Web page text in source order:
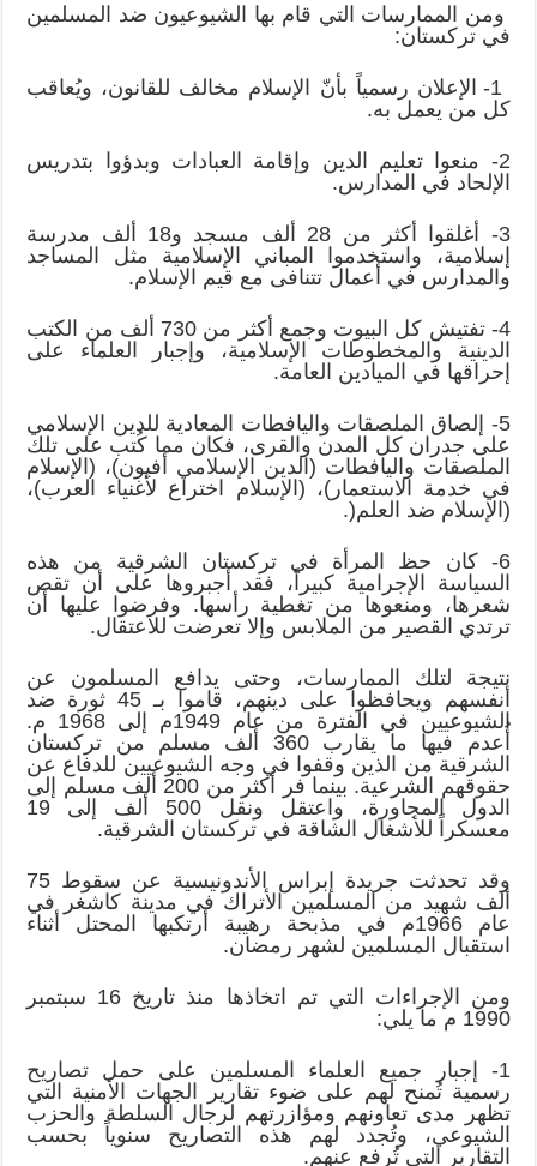
ومن الممارسات التي قام بها الشيوعيون ضد المسلمين
في تركستان:
1- الإعلان رسمياً بأنّ الإسلام مخالف للقانون، ويُعاقب
كل من يعمل به.
2- منعوا تعليم الدين وإقامة العبادات وبدؤوا بتدريس
الإلحاد في المدارس.
3- أغلقوا أكثر من 28 ألف مسجد و18 ألف مدرسة
إسلامية، واستخدموا المباني الإسلامية مثل المساجد
والمدارس في أعمال تتنافى مع قيم الإسلام.
4- تفتيش كل البيوت وجمع أكثر من 730 ألف من الكتب
الدينية والمخطوطات الإسلامية، وإجبار العلماء على
إحراقها في الميادين العامة.
5- إلصاق الملصقات واليافطات المعادية للدين الإسلامي
على جدران كل المدن والقرى، فكان مما كُتب على تلك
الملصقات واليافطات (الدين الإسلامي أفيون)، (الإسلام
في خدمة الاستعمار)، (الإسلام اختراع لأغنياء العرب)،
(الإسلام ضد العلم(.
6- كان حظ المرأة في تركستان الشرقية من هذه
السياسة الإجرامية كبيراً، فقد أجبروها على أن تقص
شعرها، ومنعوها من تغطية رأسها. وفرضوا عليها أن
ترتدي القصير من الملابس وإلا تعرضت للاعتقال.
نتيجة لتلك الممارسات، وحتى يدافع المسلمون عن
أنفسهم ويحافظوا على دينهم، قاموا بـ 45 ثورة ضد
الشيوعيين في الفترة من عام 1949م إلى 1968 م.
أُعدم فيها ما يقارب 360 ألف مسلم من تركستان
الشرقية من الذين وقفوا في وجه الشيوعيين للدفاع عن
حقوقهم الشرعية. بينما فر أكثر من 200 ألف مسلم إلى
الدول المجاورة، واعتقل ونقل 500 ألف إلى 19
معسكراً للأشغال الشاقة في تركستان الشرقية.
وقد تحدثت جريدة إبراس الأندونيسية عن سقوط 75
ألف شهيد من المسلمين الأتراك في مدينة كاشغر في
عام 1966م في مذبحة رهيبة أرتكبها المحتل أثناء
استقبال المسلمين لشهر رمضان.
ومن الإجراءات التي تم اتخاذها منذ تاريخ 16 سبتمبر
1990 م ما يلي:
1- إجبار جميع العلماء المسلمين على حمل تصاريح
رسمية تُمنح لهم على ضوء تقارير الجهات الأمنية التي
تظهر مدى تعاونهم ومؤازرتهم لرجال السلطة والحزب
الشيوعي، وتُجدد لهم هذه التصاريح سنوياً بحسب
التقارير التي تُرفع عنهم.